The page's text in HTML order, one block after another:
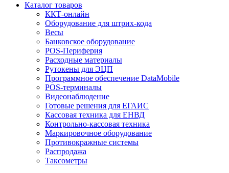
Каталог товаров
ККТ-онлайн
Оборудование для штрих-кода
Весы
Банковское оборудование
POS-Периферия
Расходные материалы
Рутокены для ЭЦП
Программное обеспечение DataMobile
POS-терминалы
Видеонаблюдение
Готовые решения для ЕГАИС
Кассовая техника для ЕНВД
Контрольно-кассовая техника
Маркировочное оборудование
Противокражные системы
Распродажа
Таксометры